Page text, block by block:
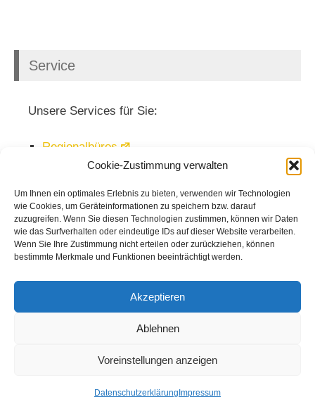
Cookie-Zustimmung verwalten
Um Ihnen ein optimales Erlebnis zu bieten, verwenden wir Technologien
wie Cookies, um Geräteinformationen zu speichern bzw. darauf
zuzugreifen. Wenn Sie diesen Technologien zustimmen, können wir Daten
wie das Surfverhalten oder eindeutige IDs auf dieser Website verarbeiten.
Wenn Sie Ihre Zustimmung nicht erteilen oder zurückziehen, können
bestimmte Merkmale und Funktionen beeinträchtigt werden.
Akzeptieren
Ablehnen
Voreinstellungen anzeigen
Datenschutzerklärung Impressum
Service
Unsere Services für Sie:
Regionalbüros
Veranstaltungen
Mediathek
Newsletter
|Datenschutz